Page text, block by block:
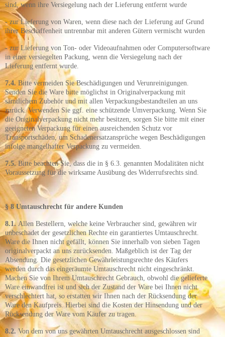
sind, wenn ihre Versiegelung nach der Lieferung entfernt wurde
- zur Lieferung von Waren, wenn diese nach der Lieferung auf Grund
ihrer Beschaffenheit untrennbar mit anderen Gütern vermischt wurden
- zur Lieferung von Ton- oder Videoaufnahmen oder Computersoftware
in einer versiegelten Packung, wenn die Versiegelung nach der
Lieferung entfernt wurde.
7.4. Bitte vermeiden Sie Beschädigungen und Verunreinigungen.
Senden Sie die Ware bitte möglichst in Originalverpackung mit
sämtlichem Zubehör und mit allen Verpackungsbestandteilen an uns
zurück. Verwenden Sie ggf. eine schützende Umverpackung. Wenn Sie
die Originalverpackung nicht mehr besitzen, sorgen Sie bitte mit einer
geeigneten Verpackung für einen ausreichenden Schutz vor
Transportschäden, um Schadenersatzansprüche wegen Beschädigungen
infolge mangelhafter Verpackung zu vermeiden.
7.5.Bitte beachten Sie, dass die in § 6.3. genannten Modalitäten nicht
Voraussetzung für die wirksame Ausübung des Widerrufsrechts sind.
§ 8 Umtauschrecht für andere Kunden
8.1. Allen Bestellern, welche keine Verbraucher sind, gewähren wir
unbeschadet der gesetzlichen Rechte ein garantiertes Umtauschrecht.
Ware die Ihnen nicht gefällt, können Sie innerhalb von sieben Tagen
originalverpackt an uns zurücksenden. Maßgeblich ist der Tag der
Absendung. Die gesetzlichen Gewährleistungsrechte des Käufers
werden durch das eingeräumte Umtauschrecht nicht eingeschränkt.
Machen Sie von Ihrem Umtauschrecht Gebrauch, obwohl die gelieferte
Ware einwandfrei ist und sich der Zustand der Ware bei Ihnen nicht
verschlechtert hat, so erstatten wir Ihnen nach der Rücksendung der
Ware den Kaufpreis. Hierbei sind die Kosten der Hinsendung und der
Rücksendung der Ware vom Käufer zu tragen.
8.2.Von dem von uns gewährten Umtauschrecht ausgeschlossen sind